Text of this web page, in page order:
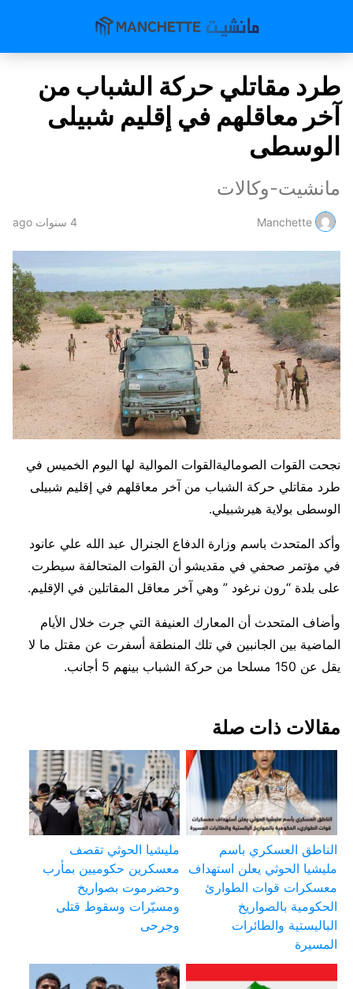
طرد مقاتلي حركة الشباب من
آخر معاقلهم في إقليم شبيلى
الوسطى
مانشيت-وكالات
Manchette 4 سنوات ago
نجحت القوات الصوماليةالقوات الموالية لها اليوم الخميس في
طرد مقاتلي حركة الشباب من آخر معاقلهم في إقليم شبيلى
الوسطى بولاية هيرشبيلي.
وأكد المتحدث باسم وزارة الدفاع الجنرال عبد الله علي عانود
في مؤتمر صحفي في مقديشو أن القوات المتحالفة سيطرت
على بلدة “رون نرغود ” وهي آخر معاقل المقاتلين في الإقليم.
وأضاف المتحدث أن المعارك العنيفة التي جرت خلال الأيام
الماضية بين الجانبين في تلك المنطقة أسفرت عن مقتل ما لا
يقل عن 150 مسلحا من حركة الشباب بينهم 5 أجانب.
مقالات ذات صلة
الناطق العسكري باسم
مليشيا الحوثي يعلن استهداف
معسكرات قوات الطوارئ
الحكومية بالصواريخ
الباليستية والطائرات
المسيرة
مليشيا الحوثي تقصف
معسكرين حكوميين بمأرب
وحضرموت بصواريخ
ومسيّرات وسقوط قتلى
وجرحى